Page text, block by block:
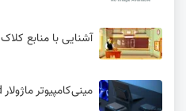
آشنایی با منابع کلاک
مینی‌کامپیوتر ماژولار Khadas Mind